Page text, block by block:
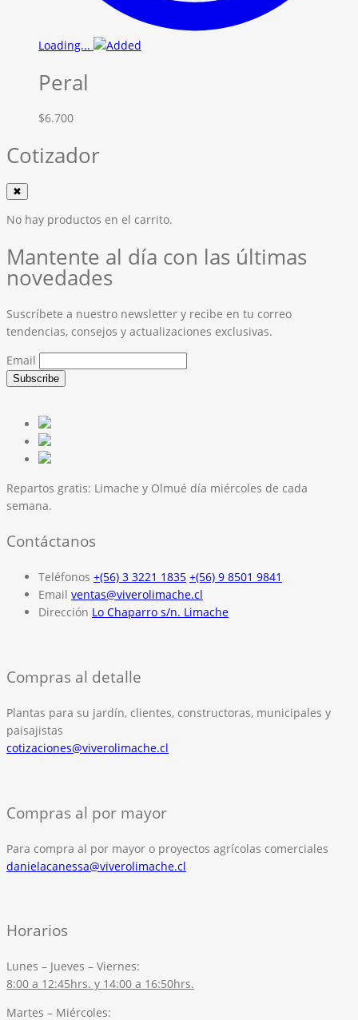
Loading...
Peral
$6.700
Cotizador
✖
No hay productos en el carrito.
Mantente al día con las últimas
novedades
Suscríbete a nuestro newsletter y recibe en tu correo
tendencias, consejos y actualizaciones exclusivas.
Email
Repartos gratis: Limache y Olmué día miércoles de cada
semana.
Contáctanos
Teléfonos +(56) 3 3221 1835 +(56) 9 8501 9841
Email ventas@viverolimache.cl
Dirección Lo Chaparro s/n. Limache
Compras al detalle
Plantas para su jardín, clientes, constructoras, municipales y
paisajistas
cotizaciones@viverolimache.cl
Compras al por mayor
Para compra al por mayor o proyectos agrícolas comerciales
danielacanessa@viverolimache.cl
Horarios
Lunes – Jueves – Viernes:
8:00 a 12:45hrs. y 14:00 a 16:50hrs.
Martes – Miércoles: